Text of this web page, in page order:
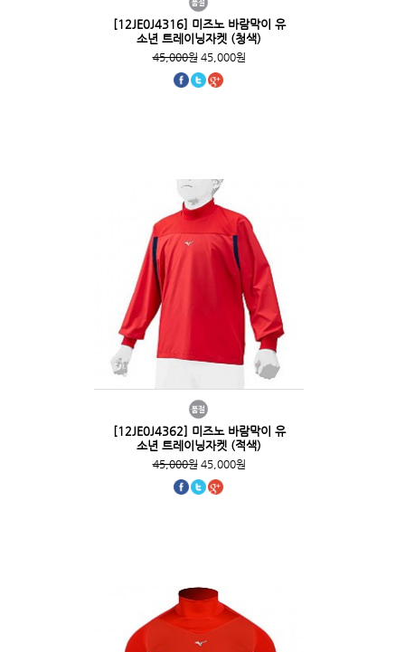
[12JE0J4316] 미즈노 바람막이 유
소년 트레이닝자켓 (청색)
45,000원45,000원
[12JE0J4362] 미즈노 바람막이 유
소년 트레이닝자켓 (적색)
45,000원45,000원